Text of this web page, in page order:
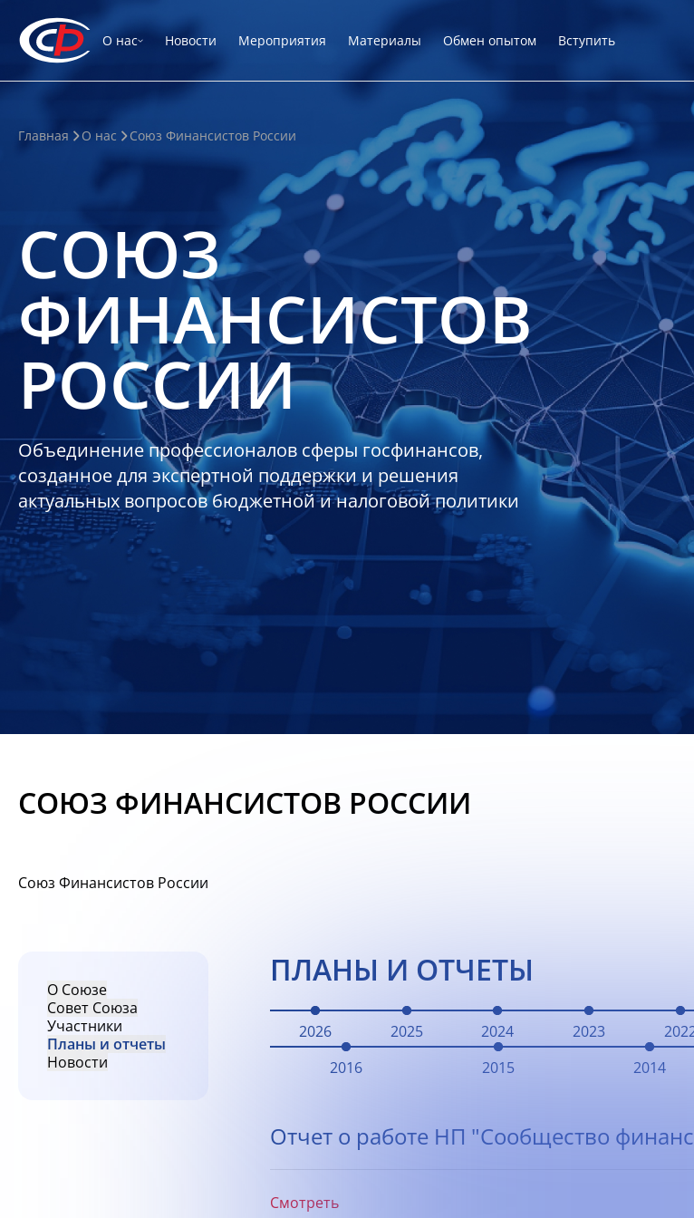
О нас Новости Мероприятия Материалы Обмен опытом Вступить
Главная О нас Союз Финансистов России
СОЮЗ
ФИНАНСИСТОВ
РОССИИ
Объединение профессионалов сферы госфинансов,
созданное для экспертной поддержки и решения
актуальных вопросов бюджетной и налоговой политики
СОЮЗ ФИНАНСИСТОВ РОССИИ
Союз Финансистов России
О Союзе
Совет Союза
Участники
Планы и отчеты
Новости
ПЛАНЫ И ОТЧЕТЫ
2026 2025 2024 2023
2016
2015 2014
Отчет о работе НП "Сообщество
Смотреть